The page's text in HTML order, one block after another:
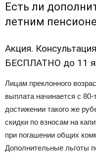
Есть ли
летним
Акция.
БЕСПЛАТНО до 11
Лицам преклонного
выплата начинается с 80-
достижении такого же
скидки по взносам на
при погашении общих
Дополнительные льготы